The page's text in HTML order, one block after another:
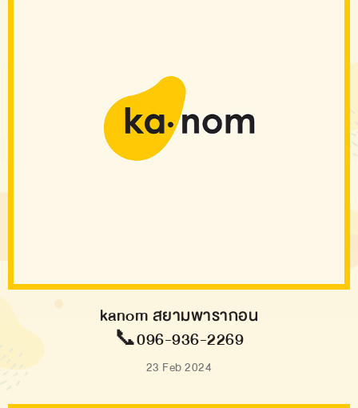
kanom สยามพารากอน
📞096-936-2269
23 Feb 2024